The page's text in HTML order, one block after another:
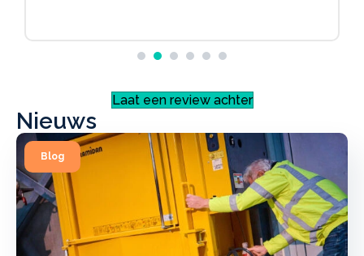
Laat een review achter
Nieuws